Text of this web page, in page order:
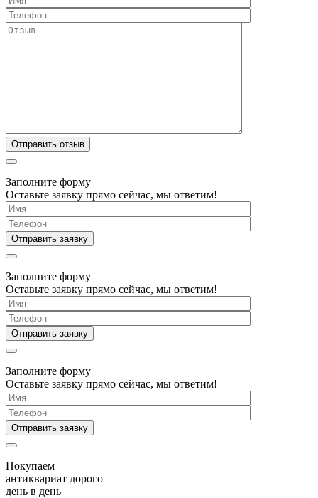
Заполните форму
Оставьте заявку прямо сейчас, мы ответим!
Заполните форму
Оставьте заявку прямо сейчас, мы ответим!
Заполните форму
Оставьте заявку прямо сейчас, мы ответим!
Покупаем
антиквариат дорого
день в день